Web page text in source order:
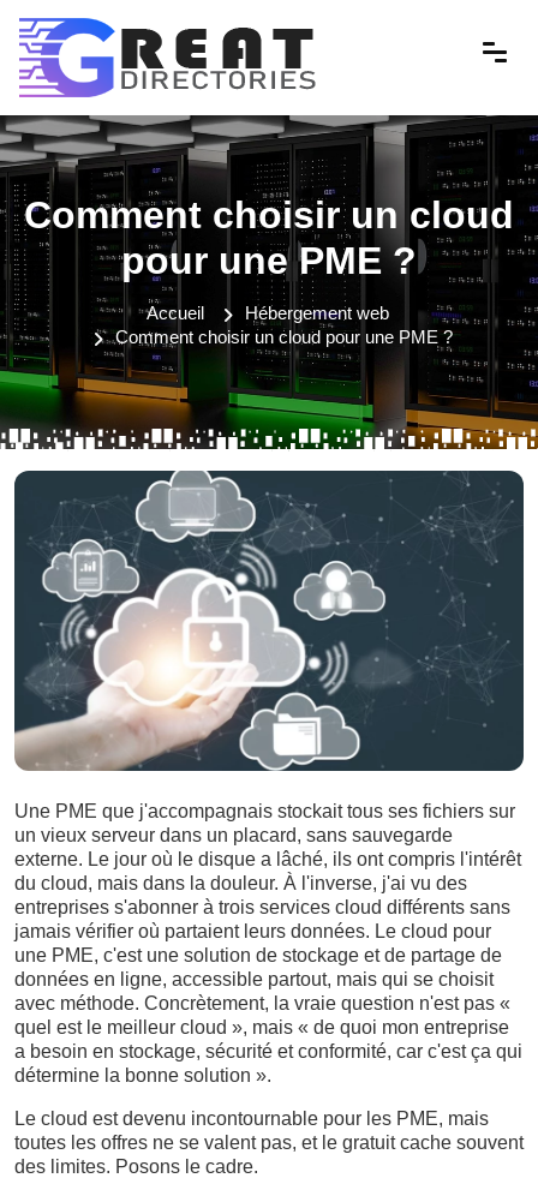
Comment choisir un cloud
pour une PME ?
Accueil
Hébergement web
Comment choisir un cloud pour une PME ?
Une PME que j'accompagnais stockait tous ses fichiers sur
un vieux serveur dans un placard, sans sauvegarde
externe. Le jour où le disque a lâché, ils ont compris l'intérêt
du cloud, mais dans la douleur. À l'inverse, j'ai vu des
entreprises s'abonner à trois services cloud différents sans
jamais vérifier où partaient leurs données. Le cloud pour
une PME, c'est une solution de stockage et de partage de
données en ligne, accessible partout, mais qui se choisit
avec méthode. Concrètement, la vraie question n'est pas «
quel est le meilleur cloud », mais « de quoi mon entreprise
a besoin en stockage, sécurité et conformité, car c'est ça qui
détermine la bonne solution ».
Le cloud est devenu incontournable pour les PME, mais
toutes les offres ne se valent pas, et le gratuit cache souvent
des limites. Posons le cadre.